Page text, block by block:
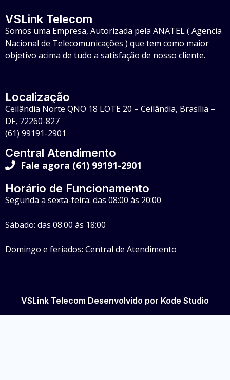
VSLink Telecom
Somos uma Empresa, Autorizada pela ANATEL ( Agencia
Nacional de Telecomunicações ) que tem como maior
objetivo acima de tudo a satisfação de nosso cliente.
Localização
Ceilândia Norte QNO 18 LOTE 20 – Ceilândia, Brasília –
DF, 72260-827
(61) 99191-2901
Central Atendimento
Fale agora (61) 99191-2901
Horário de Funcionamento
Segunda a sexta-feira: das 08:00 às 20:00
Sábado: das 08:00 às 18:00
Domingo e feriados: Central de Atendimento
VSLink Telecom Desenvolvido por Kode Studio